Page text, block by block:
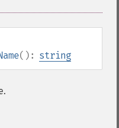
(): string